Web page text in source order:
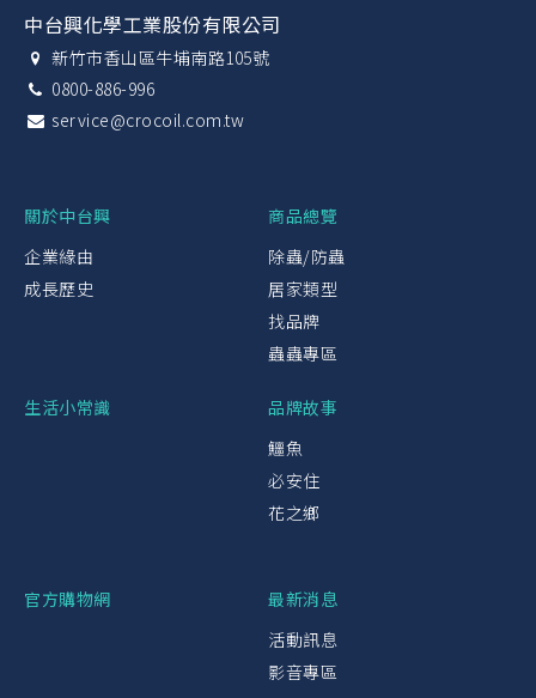
中台興化學工業股份有限公司
新竹市香山區牛埔南路105號
0800-886-996
service@crocoil.com.tw
關於中台興
企業緣由
成長歷史
商品總覽
除蟲/防蟲
居家類型
找品牌
蟲蟲專區
生活小常識
品牌故事
鱷魚
必安住
花之鄉
官方購物網
最新消息
活動訊息
影音專區